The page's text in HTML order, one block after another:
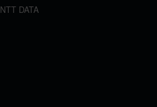
NTT DATA